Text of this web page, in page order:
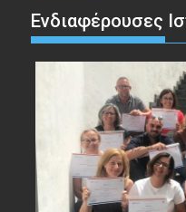
Ενδιαφέρουσες